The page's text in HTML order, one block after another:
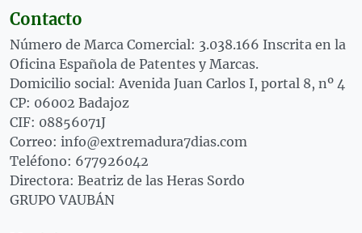
Contacto
Número de Marca Comercial: 3.038.166 Inscrita en la
Oficina Española de Patentes y Marcas.
Domicilio social: Avenida Juan Carlos I, portal 8, nº 4
CP: 06002 Badajoz
CIF: 08856071J
Correo: info@extremadura7dias.com
Teléfono: 677926042
Directora: Beatriz de las Heras Sordo
GRUPO VAUBÁN